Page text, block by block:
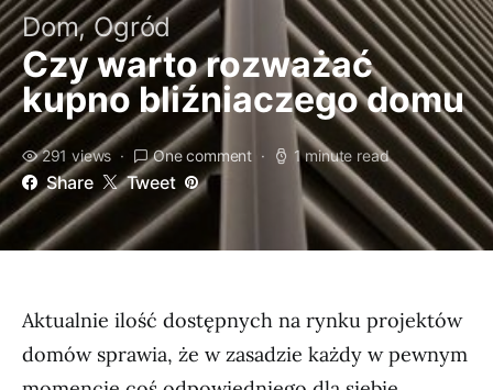
Dom, Ogród
Czy warto rozważać
kupno bliźniaczego domu
291 views One comment 1 minute read
Share Tweet
Aktualnie ilość dostępnych na rynku projektów
domów sprawia, że w zasadzie każdy w pewnym